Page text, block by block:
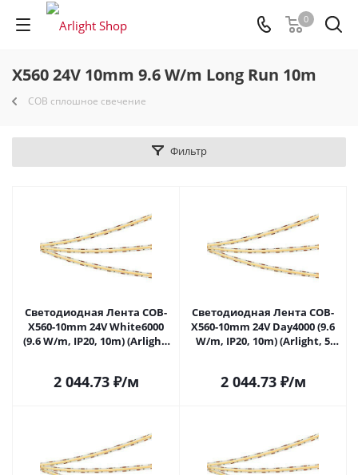
0
X560 24V 10mm 9.6 W/m Long Run 10m
COB сплошное свечение
Фильтр
Светодиодная Лента COB-
X560-10mm 24V White6000
(9.6 W/m, IP20, 10m) (Arlight,
2 044.73₽/м
Светодиодная Лента COB-
X560-10mm 24V Day4000 (9.6
W/m, IP20, 10m) (Arlight, 5
2 044.73₽/м